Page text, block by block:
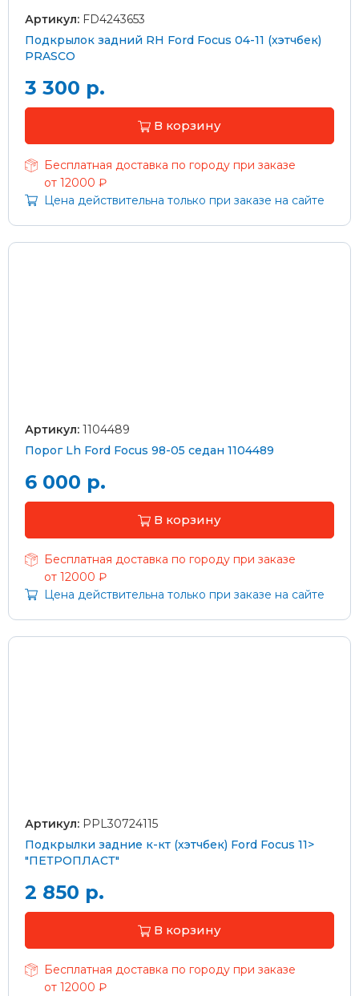
Артикул: FD4243653
Подкрылок задний RH Ford Focus 04-11 (хэтчбек)
PRASCO
3 300 р.
В корзину
Бесплатная доставка по городу при заказе
от 12000 ₽
Цена действительна только при заказе на сайте
Артикул: 1104489
Порог Lh Ford Focus 98-05 седан 1104489
6 000 р.
В корзину
Бесплатная доставка по городу при заказе
от 12000 ₽
Цена действительна только при заказе на сайте
Артикул: PPL30724115
Подкрылки задние к-кт (хэтчбек) Ford Focus 11>
"ПЕТРОПЛАСТ"
2 850 р.
В корзину
Бесплатная доставка по городу при заказе
от 12000 ₽